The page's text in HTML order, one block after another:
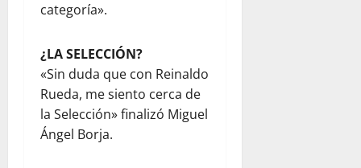
categoría».
¿LA SELECCIÓN?
«Sin duda que con Reinaldo
Rueda, me siento cerca de
la Selección» finalizó Miguel
Ángel Borja.